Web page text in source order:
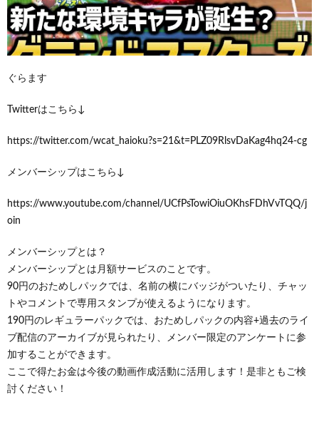
ぐらます
Twitterはこちら↓
https://twitter.com/wcat_haioku?s=21&t=PLZ09RlsvDaKag4hq24-cg
メンバーシップはこちら↓
https://www.youtube.com/channel/UCfPsTowiOiuOKhsFDhVvTQQ/j
oin
メンバーシップとは？
メンバーシップとは月額サービスのことです。
90円のおためしパックでは、名前の横にバッジがついたり、チャッ
トやコメントで専用スタンプが使えるようになります。
190円のレギュラーパックでは、おためしパックの内容+過去のライ
ブ配信のアーカイブが見られたり、メンバー限定のアンケートに参
加することができます。
ここで得たお金は今後の動画作成活動に活用します！是非ともご検
討ください！